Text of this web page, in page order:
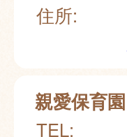
住所:
親愛保育園
TEL: